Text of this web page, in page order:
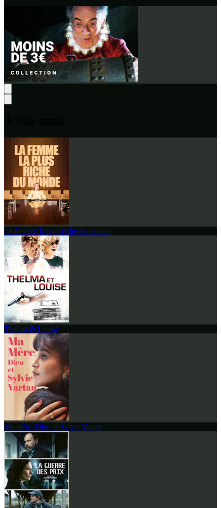
La Femme la plus riche du monde
Thelma & Louise
Ma mère, Dieu et Sylvie Vartan